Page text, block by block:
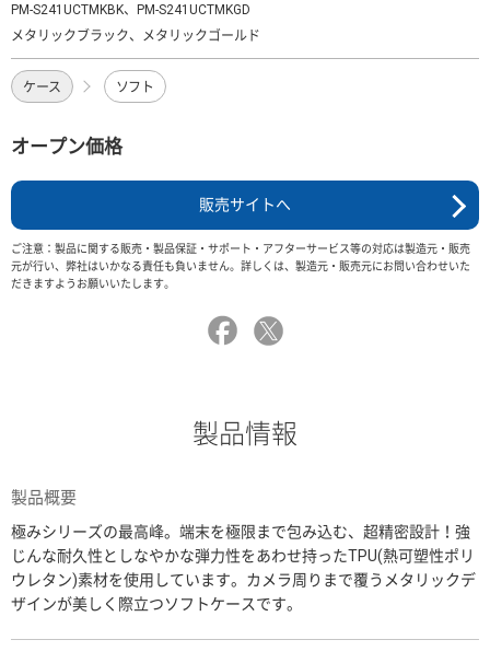
PM-S241UCTMKBK、PM-S241UCTMKGD
メタリックブラック、メタリックゴールド
ケース ソフト
オープン価格
販売サイトへ
ご注意：製品に関する販売・製品保証・サポート・アフターサービス等の対応は製造元・販売
元が行い、弊社はいかなる責任も負いません。詳しくは、製造元・販売元にお問い合わせいた
だきますようお願いいたします。
製品情報
製品概要
極みシリーズの最高峰。端末を極限まで包み込む、超精密設計！強
じんな耐久性としなやかな弾力性をあわせ持ったTPU(熱可塑性ポリ
ウレタン)素材を使用しています。カメラ周りまで覆うメタリックデ
ザインが美しく際立つソフトケースです。